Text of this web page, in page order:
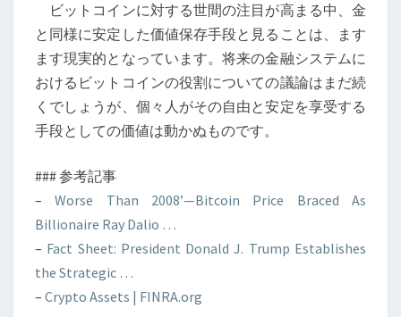
ビットコインに対する世間の注目が高まる中、金
と同様に安定した価値保存手段と見ることは、ます
ます現実的となっています。将来の金融システムに
おけるビットコインの役割についての議論はまだ続
くでしょうが、個々人がその自由と安定を享受する
手段としての価値は動かぬものです。
### 参考記事
–Worse Than 2008’—Bitcoin Price Braced As
Billionaire Ray Dalio …
– Fact Sheet: President Donald J. Trump Establishes
the Strategic …
– Crypto Assets | FINRA.org